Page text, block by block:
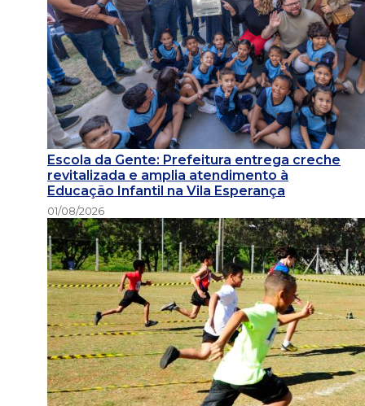
Escola da Gente: Prefeitura entrega creche
revitalizada e amplia atendimento à
Educação Infantil na Vila Esperança
01/08/2026